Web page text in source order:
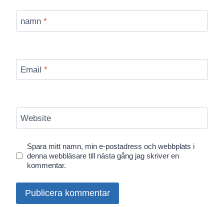
namn *
Email *
Website
Spara mitt namn, min e-postadress och webbplats i
denna webbläsare till nästa gång jag skriver en
kommentar.